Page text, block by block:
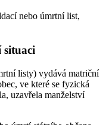
nebo úmrtní list,
listy) vydává matriční
ve které se fyzická
uzavřela manželství